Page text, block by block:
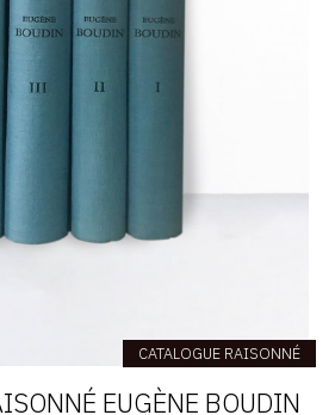
CATALOGUE RAISONNÉ
EUGÈNE BOUDIN